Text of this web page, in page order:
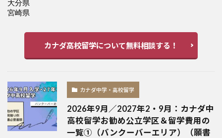
カナダ高校留学について無料相談する！
カナダ中学・高校留学
2026年9月／2027年2・9月：カナダ中
高校留学お勧め公立学区＆留学費用の
一覧①（バンクーバーエリア）（願書